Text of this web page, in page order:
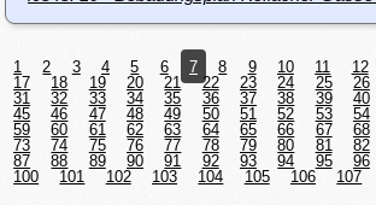
1 2 3 4 5 6 7 8 9 10 11 12
17
18 19 20 21 22 23 24 25 26
31
32 33 34 35 36 37 38 39 40
45
46 47 48 49 50 51 52 53 54
59
60 61 62 63 64 65 66 67 68
73
74 75 76 77 78 79 80 81 82
87
88 89 90 91 92 93 94 95 96
100
101 102 103 104 105 106 107